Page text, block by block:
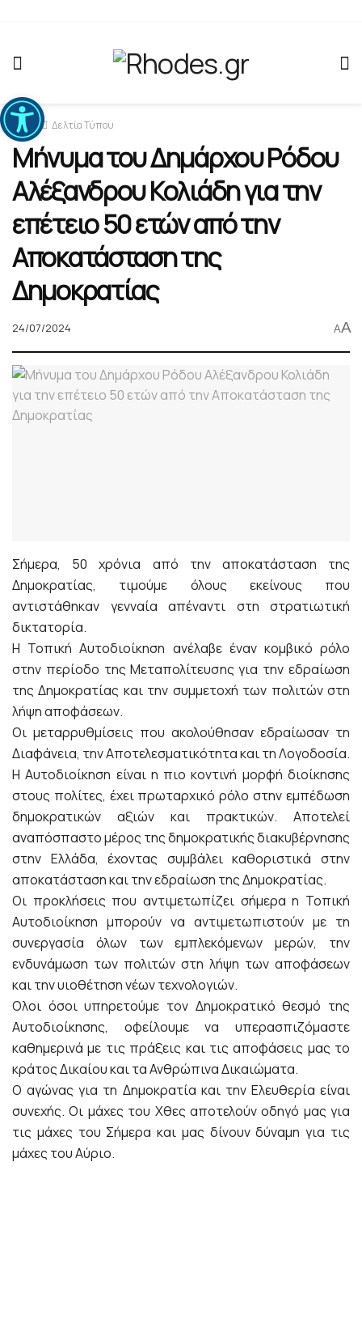
Ανοίξτε τη γραμμή εργαλείων
Home Δελτία Τύπου
Μήνυμα του Δημάρχου Ρόδου
Αλέξανδρου Κολιάδη για την
επέτειο 50 ετών από την
Αποκατάσταση της
Δημοκρατίας
24/07/2024 AA
Σήμερα, 50 χρόνια από την αποκατάσταση της
Δημοκρατίας, τιμούμε όλους εκείνους που
αντιστάθηκαν γενναία απέναντι στη στρατιωτική
δικτατορία.
Η Τοπική Αυτοδιοίκηση ανέλαβε έναν κομβικό ρόλο
στην περίοδο της Μεταπολίτευσης για την εδραίωση
της Δημοκρατίας και την συμμετοχή των πολιτών στη
λήψη αποφάσεων.
Οι μεταρρυθμίσεις που ακολούθησαν εδραίωσαν τη
Διαφάνεια, την Αποτελεσματικότητα και τη Λογοδοσία.
Η Αυτοδιοίκηση είναι η πιο κοντινή μορφή διοίκησης
στους πολίτες, έχει πρωταρχικό ρόλο στην εμπέδωση
δημοκρατικών αξιών και πρακτικών. Αποτελεί
αναπόσπαστο μέρος της δημοκρατικής διακυβέρνησης
στην Ελλάδα, έχοντας συμβάλει καθοριστικά στην
αποκατάσταση και την εδραίωση της Δημοκρατίας.
Οι προκλήσεις που αντιμετωπίζει σήμερα η Τοπική
Αυτοδιοίκηση μπορούν να αντιμετωπιστούν με τη
συνεργασία όλων των εμπλεκόμενων μερών, την
ενδυνάμωση των πολιτών στη λήψη των αποφάσεων
και την υιοθέτηση νέων τεχνολογιών.
Ολοι όσοι υπηρετούμε τον Δημοκρατικό θεσμό της
Αυτοδιοίκησης, οφείλουμε να υπερασπιζόμαστε
καθημερινά με τις πράξεις και τις αποφάσεις μας το
κράτος Δικαίου και τα Ανθρώπινα Δικαιώματα.
Ο αγώνας για τη Δημοκρατία και την Ελευθερία είναι
συνεχής. Οι μάχες του Χθες αποτελούν οδηγό μας για
τις μάχες του Σήμερα και μας δίνουν δύναμη για τις
μάχες του Αύριο.